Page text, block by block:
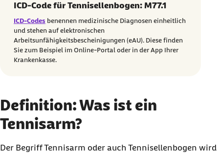
ICD-Code für Tennisellenbogen: M77.1
ICD-Codes benennen medizinische Diagnosen einheitlich
und stehen auf elektronischen
Arbeitsunfähigkeitsbescheinigungen (eAU). Diese finden
Sie zum Beispiel im Online-Portal oder in der App Ihrer
Krankenkasse.
Definition: Was ist ein
Tennisarm?
Der Begriff Tennisarm oder auch Tennisellenbogen wird